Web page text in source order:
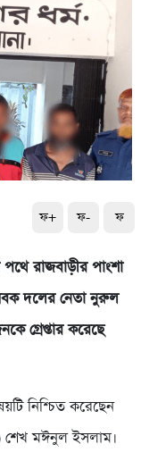
ফ+ ফ- ফ
পথে রাজবাড়ীর পাংশা
দলের নেতা নুরুল
গ্রেপ্তার করেছে
নিশ্চিত করেছেন
শেখ মঈনুল ইসলাম।